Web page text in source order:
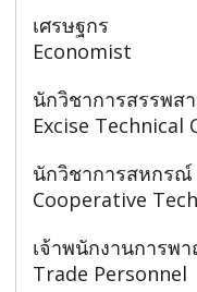
เศรษฐกร
Economist
นักวิชาการสรรพส
Excise Technical
นักวิชาการสหกรณ์
Cooperative
เจ้าพนักงานการพ
Trade Personnel